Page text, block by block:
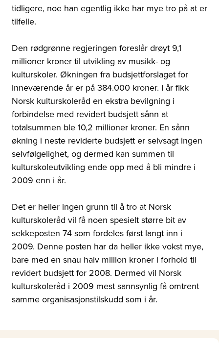
tidligere, noe han egentlig ikke har mye tro på at er
tilfelle.
Den rødgrønne regjeringen foreslår drøyt 9,1
millioner kroner til utvikling av musikk- og
kulturskoler. Økningen fra budsjettforslaget for
inneværende år er på 384.000 kroner. I år fikk
Norsk kulturskoleråd en ekstra bevilgning i
forbindelse med revidert budsjett sånn at
totalsummen ble 10,2 millioner kroner. En sånn
økning i neste reviderte budsjett er selvsagt ingen
selvfølgelighet, og dermed kan summen til
kulturskoleutvikling ende opp med å bli mindre i
2009 enn i år.
Det er heller ingen grunn til å tro at Norsk
kulturskoleråd vil få noen spesielt større bit av
sekkeposten 74 som fordeles først langt inn i
2009. Denne posten har da heller ikke vokst mye,
bare med en snau halv million kroner i forhold til
revidert budsjett for 2008. Dermed vil Norsk
kulturskoleråd i 2009 mest sannsynlig få omtrent
samme organisasjonstilskudd som i år.